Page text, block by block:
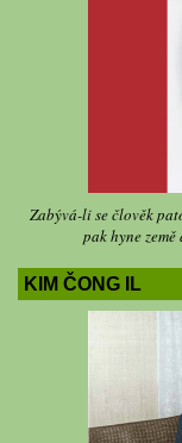
Zabývá-li se člověk
pak hyne
KIM ČONG IL